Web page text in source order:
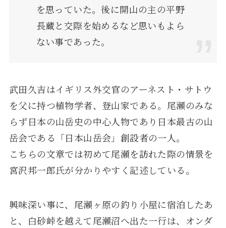
を思っていた。後に開山の主の平野
長蔵と交際を始めるなど思いもよら
ない事であった。
武田久吉はイギリス外交官のアーネスト・サトウ
を父に持つ植物学者、登山家である。尾瀬のみな
らず日本の山岳史の中心人物であり日本最古の山
岳会である「日本山岳会」創設者の一人。
こちらの文章では初めて尾瀬を訪れた際の情景を
宮沢邦一郎氏が分かりやすく記述している。
興味深い事に、尾瀬ヶ原の釣り小屋に宿泊したあ
と、白砂峠を越えて尾瀬沼へ出た一行は、オンダ